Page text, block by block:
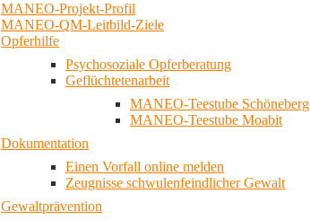
MANEO-Projekt-Profil
MANEO-QM-Leitbild-Ziele
Opferhilfe
Psychosoziale Opferberatung
Geflüchtetenarbeit
MANEO-Teestube Schöneberg
MANEO-Teestube Moabit
Dokumentation
Einen Vorfall online melden
Zeugnisse schwulenfeindlicher Gewalt
Gewaltprävention